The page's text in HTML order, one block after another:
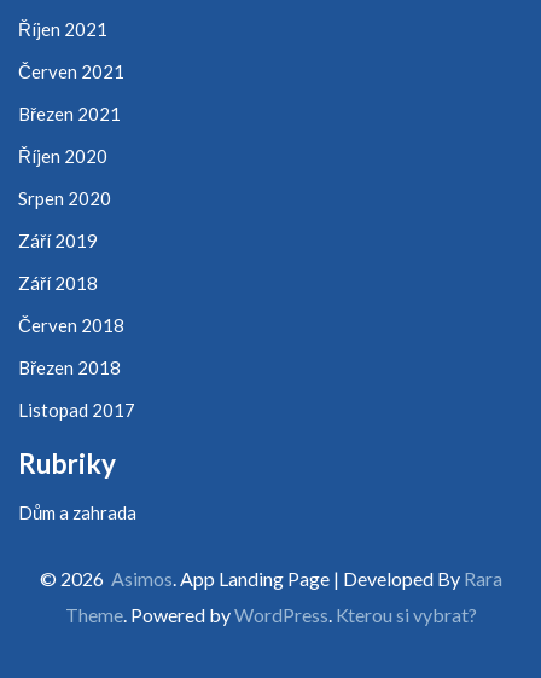
Říjen 2021
Červen 2021
Březen 2021
Říjen 2020
Srpen 2020
Září 2019
Září 2018
Červen 2018
Březen 2018
Listopad 2017
Rubriky
Dům a zahrada
© 2026 Asimos. App Landing Page | Developed By Rara
Theme. Powered byWordPress. Kterou si vybrat?